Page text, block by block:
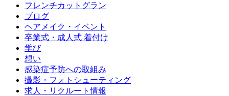
フレンチカットグラン
ブログ
ヘアメイク・イベント
卒業式・成人式 着付け
学び
想い
感染症予防への取組み
撮影・フォトシューティング
求人・リクルート情報